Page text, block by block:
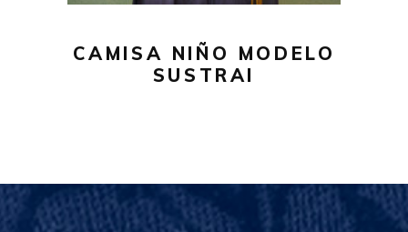
pueden
producto
CAMISA NIÑO MODELO
SUSTRAI